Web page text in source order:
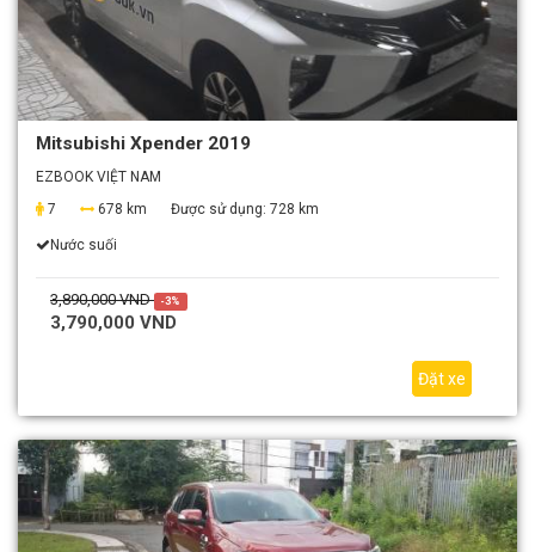
Mitsubishi Xpender 2019
EZBOOK VIỆT NAM
7
678 km Được sử dụng: 728 km
Nước suối
3,890,000 VND -3%
3,790,000 VND
Đặt xe